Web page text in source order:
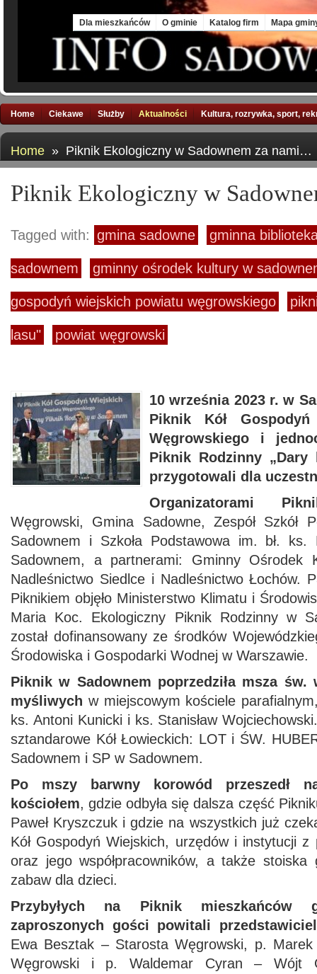
Dla mieszkańców O gminie Katalog firm Mapa
Home Ciekawe Służby Aktualności Kultura, rozrywka, sport,
Home » Piknik Ekologiczny w Sadownem za nami…
Piknik Ekologiczny w
Tagged with: gmina sadowne gminna
sadownem gminny ośrodek kultury w
gospodyń wiejskich powiatu węgrowskiego
lasu" powiat węgrowski
10 września 2023 r. w
Piknik Kół
Węgrowskiego i
Piknik Rodzinny „Dary
przygotowali dla
Organizatorami
Węgrowski, Gmina Sadowne, Zespół Szkół
Sadownem i Szkoła Podstawowa im. bł. ks.
Sadownem, a partnerami: Gminny Ośrodek
Nadleśnictwo Siedlce i Nadleśnictwo Łochów.
Piknikiem objęło Ministerstwo Klimatu i
Maria Koc. Ekologiczny Piknik Rodzinny w
został dofinansowany ze środków
Środowiska i Gospodarki Wodnej w Warszawie.
Piknik w Sadownem poprzedziła msza
myśliwych w miejscowym kościele
ks. Antoni Kunicki i ks. Stanisław
sztandarowe Kół Łowieckich: LOT i ŚW.
Sadownem i SP w Sadownem.
Po mszy barwny korowód przeszedł
kościołem, gdzie odbyła się dalsza część
Paweł Kryszczuk i gdzie na wszystkich już
Kół Gospodyń Wiejskich, urzędów i instytucji z
oraz jego współpracowników, a także stoiska
zabaw dla dzieci.
Przybyłych na Piknik mieszkańców
zaproszonych gości powitali
Ewa Besztak – Starosta Węgrowski, p.
Węgrowski i p. Waldemar Cyran – Wójt